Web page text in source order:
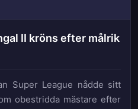
II kröns efter målrik
Super League nådde sitt
obestridda mästare efter